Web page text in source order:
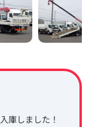
庫しました！